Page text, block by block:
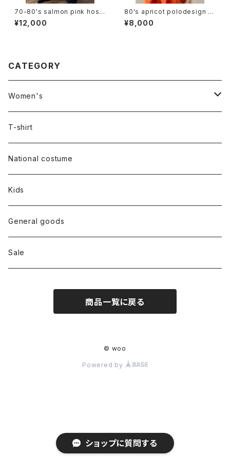
ショップに質問する
70-80's salmon pink hospi
tal dress
¥12,000
80's apricot polodesign S/
S bodysuit
¥8,000
CATEGORY
Women's
Outer
Dress
Tops
Bottoms
Shoes
T-shirt
National costume
Kids
General goods
Sale
商品一覧に戻る
© woo
Powered by